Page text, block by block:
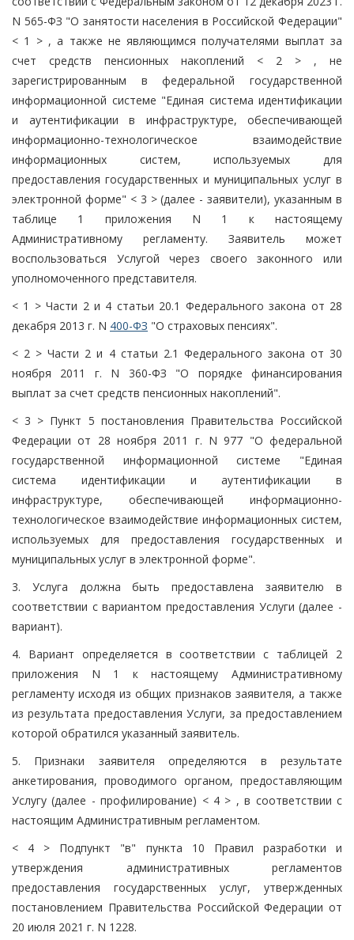
N 565-ФЗ "О занятости населения в Российской Федерации"
< 1 > , а также не являющимся получателями выплат за
счет средств пенсионных накоплений < 2 > , не
зарегистрированным в федеральной государственной
информационной системе "Единая система идентификации
и аутентификации в инфраструктуре, обеспечивающей
информационно-технологическое взаимодействие
информационных систем, используемых для
предоставления государственных и муниципальных услуг в
электронной форме" < 3 > (далее - заявители), указанным в
таблице 1 приложения N 1 к настоящему
Административному регламенту. Заявитель может
воспользоваться Услугой через своего законного или
уполномоченного представителя.
< 1 > Части 2 и 4 статьи 20.1 Федерального закона от 28
декабря 2013 г. N 400-ФЗ "О страховых пенсиях".
< 2 > Части 2 и 4 статьи 2.1 Федерального закона от 30
ноября 2011 г. N 360-ФЗ "О порядке финансирования
выплат за счет средств пенсионных накоплений".
< 3 > Пункт 5 постановления Правительства Российской
Федерации от 28 ноября 2011 г. N 977 "О федеральной
государственной информационной системе "Единая
система идентификации и аутентификации в
инфраструктуре, обеспечивающей информационно-
технологическое взаимодействие информационных систем,
используемых для предоставления государственных и
муниципальных услуг в электронной форме".
3. Услуга должна быть предоставлена заявителю в
соответствии с вариантом предоставления Услуги (далее -
вариант).
4. Вариант определяется в соответствии с таблицей 2
приложения N 1 к настоящему Административному
регламенту исходя из общих признаков заявителя, а также
из результата предоставления Услуги, за предоставлением
которой обратился указанный заявитель.
5. Признаки заявителя определяются в результате
анкетирования, проводимого органом, предоставляющим
Услугу (далее - профилирование) < 4 > , в соответствии с
настоящим Административным регламентом.
< 4 > Подпункт "в" пункта 10 Правил разработки и
утверждения административных регламентов
предоставления государственных услуг, утвержденных
постановлением Правительства Российской Федерации от
20 июля 2021 г. N 1228.